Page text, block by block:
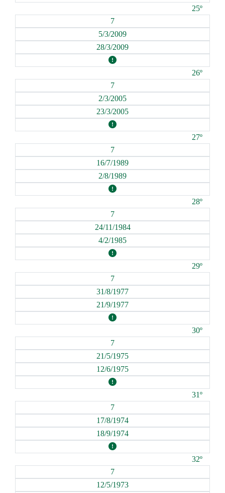
25º
7
5/3/2009
28/3/2009
26º
7
2/3/2005
23/3/2005
27º
7
16/7/1989
2/8/1989
28º
7
24/11/1984
4/2/1985
29º
7
31/8/1977
21/9/1977
30º
7
21/5/1975
12/6/1975
31º
7
17/8/1974
18/9/1974
32º
7
12/5/1973